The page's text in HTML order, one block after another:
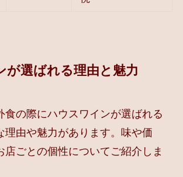
が選ばれる理由と魅力
食の際にハウスワインが選ばれる
理由や魅力があります。味や価
店ごとの個性についてご紹介しま